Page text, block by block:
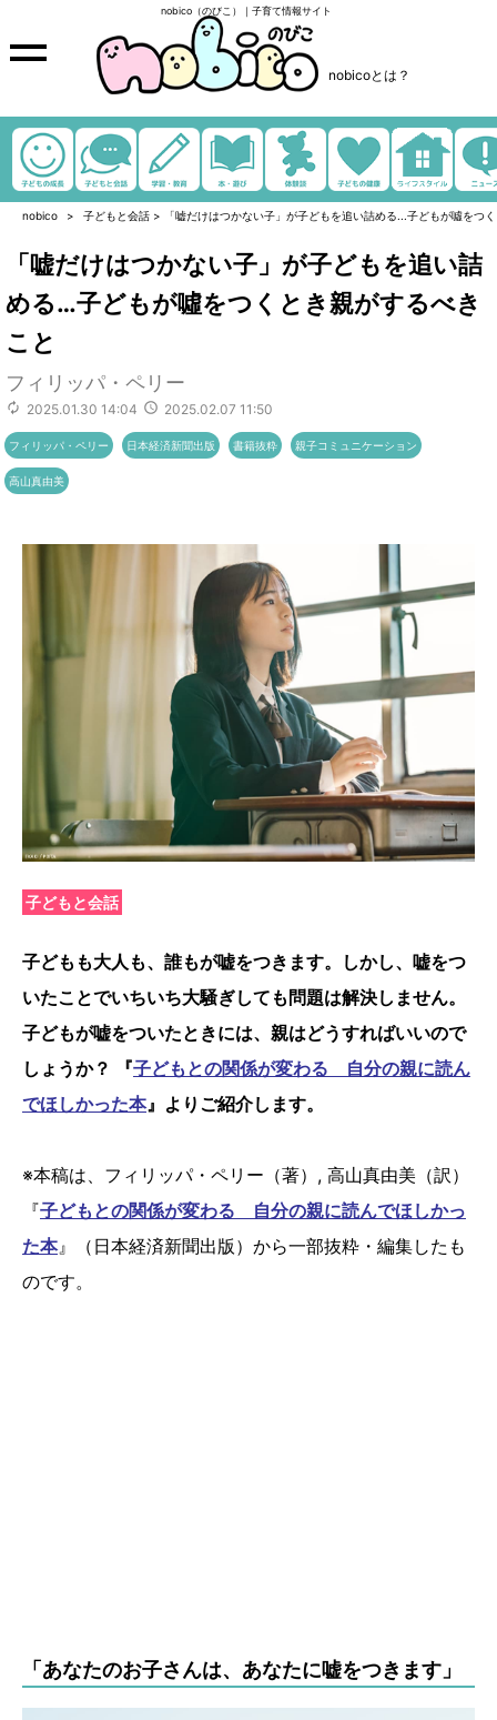
nobico（のびこ）｜子育て情報サイト
nobicoとは？
nobico 子どもと会話 > 「嘘だけはつかない子」が子どもを追い詰める...子どもが噓をつ
「嘘だけはつかない子」が子どもを追い詰
める…子どもが噓をつくとき親がするべき
こと
フィリッパ・ペリー
2025.01.30 14:04 2025.02.07 11:50
フィリッパ・ペリー 日本経済新聞出版 書籍抜粋 親子コミュニケーション
高山真由美
子どもと会話
子どもも大人も、誰もが嘘をつきます。しかし、嘘をつ
いたことでいちいち大騒ぎしても問題は解決しません。
子どもが嘘をついたときには、親はどうすればいいので
しょうか？ 『子どもとの関係が変わる 自分の親に読ん
でほしかった本』よりご紹介します。
※本稿は、フィリッパ・ペリー（著）, 高山真由美（訳）
『子どもとの関係が変わる 自分の親に読んでほしかっ
た本』（日本経済新聞出版）から一部抜粋・編集したも
のです。
「あなたのお子さんは、あなたに嘘をつきます」